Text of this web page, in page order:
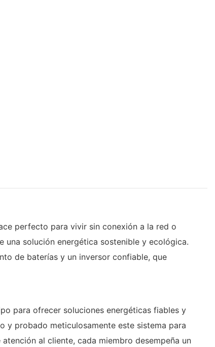
perfecto para vivir sin conexión a la red o
solución energética sostenible y ecológica.
de baterías y un inversor confiable, que
para ofrecer soluciones energéticas fiables y
y probado meticulosamente este sistema para
al cliente, cada miembro desempeña un